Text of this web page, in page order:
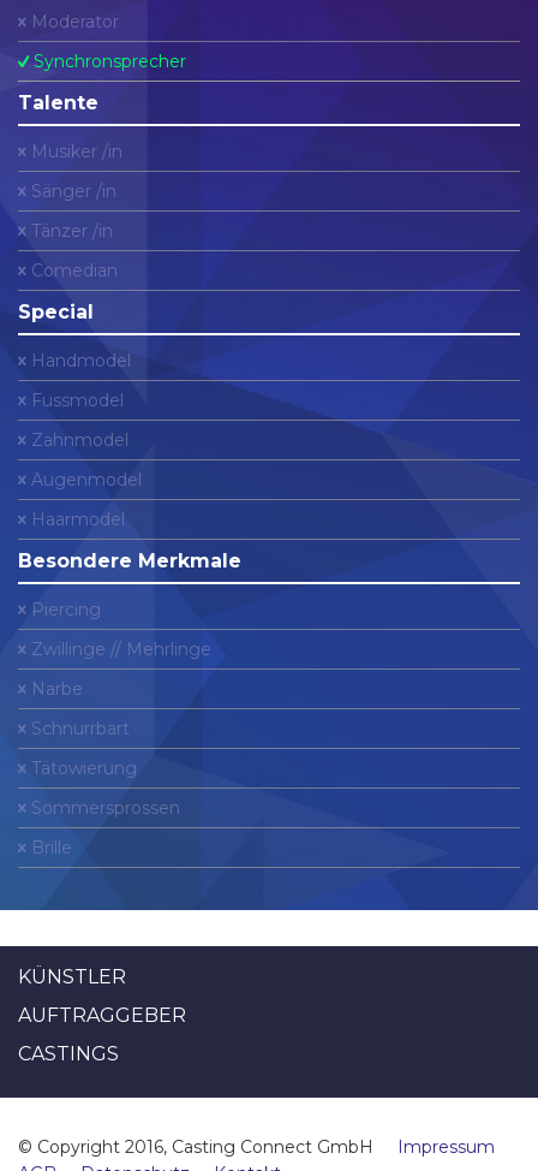
Moderator
Synchronsprecher
Talente
Musiker /in
Sänger /in
Tänzer /in
Comedian
Special
Handmodel
Fussmodel
Zahnmodel
Augenmodel
Haarmodel
Besondere Merkmale
Piercing
Zwillinge // Mehrlinge
Narbe
Schnurrbart
Tätowierung
Sommersprossen
Brille
KÜNSTLER
AUFTRAGGEBER
CASTINGS
© Copyright 2016, Casting Connect GmbH
Impressum